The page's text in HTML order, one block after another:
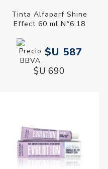
Tinta Alfaparf Shine
Effect 60 ml N°6.18
$U 587
$U 690